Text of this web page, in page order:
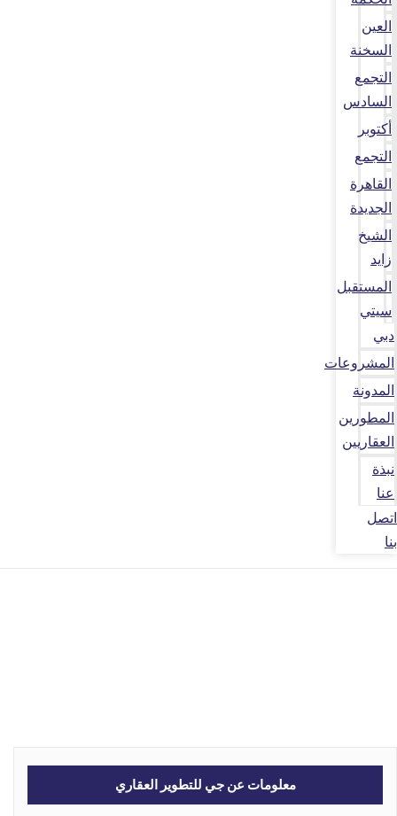
العين
السخنة
التجمع
السادس
أكتوبر
التجمع
القاهرة
الجديدة
الشيخ
زايد
المستقبل
سيتي
دبي
المشروعات
المدونة
المطورين
العقاريين
نبذة
عنا
اتصل
بنا
معلومات عن جي للتطوير العقاري